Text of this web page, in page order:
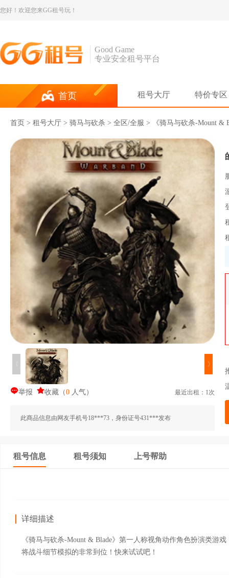
您好！欢迎您来GG租号玩！
Good Game
专业安全租号平台
首页 租号大厅 特价专区
首页 > 租号大厅 > 骑马与砍杀 > 全区/全服 > 《骑马与砍杀-Mount &
〈 〉
举报 收藏 （0 人气） 最近出租：1次
此商品信息由网友手机号18***73，身份证号431***发布
租号信息 租号须知 上号帮助
详细描述
《骑马与砍杀-Mount & Blade》第一人称视角动作角色扮演类游
将战斗细节模拟的非常到位！快来试试吧！